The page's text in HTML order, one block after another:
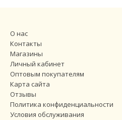
О нас
Контакты
Магазины
Личный кабинет
Оптовым покупателям
Карта сайта
Отзывы
Политика конфиденциальности
Условия обслуживания